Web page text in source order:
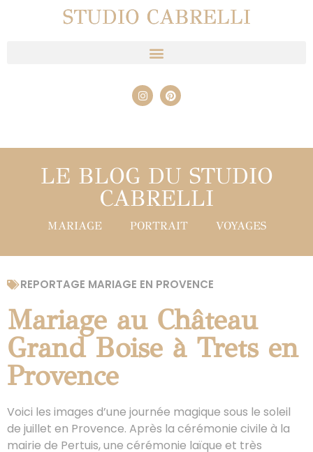
STUDIO CABRELLI
LE BLOG DU STUDIO
CABRELLI
MARIAGE PORTRAIT VOYAGES
REPORTAGE MARIAGE EN PROVENCE
Mariage au Château
Grand Boise à Trets en
Provence
Voici les images d’une journée magique sous le soleil
de juillet en Provence. Après la cérémonie civile à la
mairie de Pertuis, une cérémonie laïque et très